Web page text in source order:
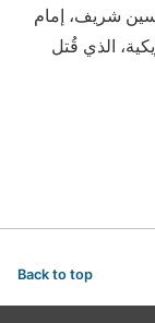
شريف، إمام
الذي قُتل
Back to top